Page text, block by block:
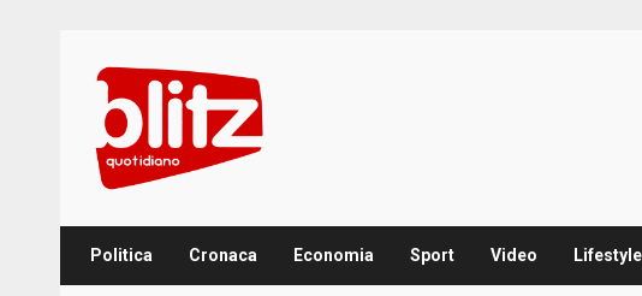
content
Politica Cronaca Economia Sport Video Lifestyle